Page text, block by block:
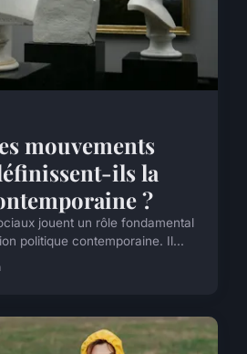
mouvements
ils la
?
jouent un rôle fondamental
politique contemporaine. Il...